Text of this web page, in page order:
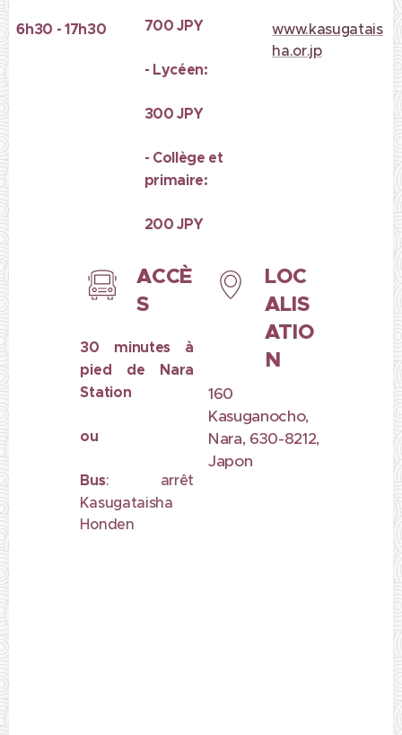
6h30 - 17h30 700 JPY
- Lycéen:
300 JPY
- Collège et
primaire:
200 JPY
www.kasugatais
ha.or.jp
ACCÈ
S
30 minutes à
pied de Nara
Station
ou
Bus: arrêt
Kasugataisha
Honden
LOC
ALIS
ATIO
N
160
Kasuganocho,
Nara, 630-8212,
Japon